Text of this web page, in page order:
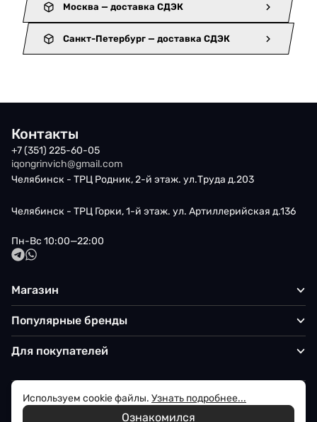
Москва — доставка СДЭК
Санкт-Петербург — доставка СДЭК
Контакты
+7 (351) 225-60-05
iqongrinvich@gmail.com
Челябинск - ТРЦ Родник, 2-й этаж. ул.Труда д.203
Челябинск - ТРЦ Горки, 1-й этаж. ул. Артиллерийская д.136
Пн-Вс 10:00—22:00
Магазин
Популярные бренды
Для покупателей
Политика обработки персональных данных
Используем cookie файлы. Узнать подробнее...
Ознакомился